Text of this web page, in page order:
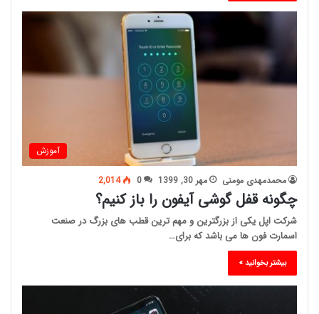
آموزش
محمدمهدی مومنی مهر 30, 1399 0
2,014
چگونه قفل گوشی آیفون را باز کنیم؟
شرکت اپل یکی از بزرگترین و مهم ترین قطب های بزرگ در صنعت
اسمارت فون ها می باشد که برای…
بیشتر بخوانید »